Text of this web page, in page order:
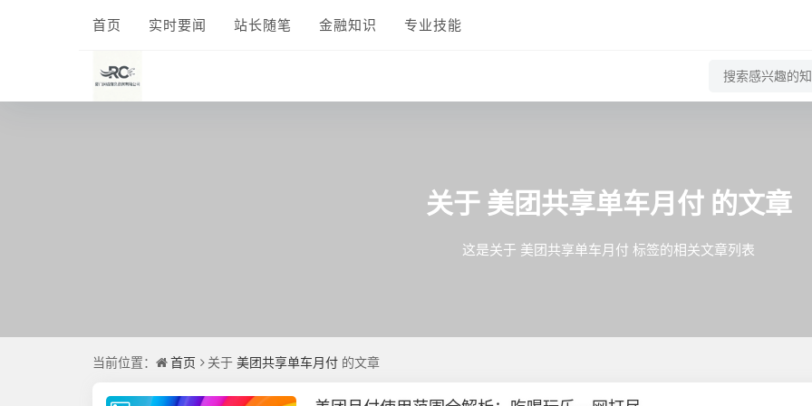
首页 实时要闻 站长随笔 金融知识 专业技能
关于 美团共享单车月付 的文章
这是关于 美团共享单车月付 标签的相关文章列表
当前位置： 首页 关于 美团共享单车月付 的文章